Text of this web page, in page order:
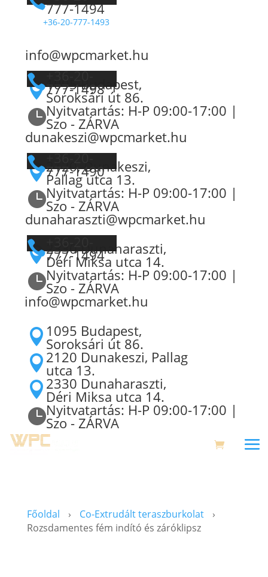
info@wpcmarket.hu
777-1494
+36-20-777-1493
1095 Budapest,
Soroksári út 86.
Nyitvatartás: H-P 09:00-17:00 |
Szo - ZÁRVA
dunakeszi@wpcmarket.hu
+36-20-
777-1498
2120, Dunakeszi,
Pallag utca 13.
Nyitvatartás: H-P 09:00-17:00 |
Szo - ZÁRVA
dunaharaszti@wpcmarket.hu
+36-20-
777-1490
2330 Dunaharaszti,
Déri Miksa utca 14.
Nyitvatartás: H-P 09:00-17:00 |
Szo - ZÁRVA
info@wpcmarket.hu
777-1494
 1095 Budapest,
Soroksári út 86.
 2120 Dunakeszi, Pallag
utca 13.
 2330 Dunaharaszti,
Déri Miksa utca 14.
Nyitvatartás: H-P 09:00-17:00 |
Szo - ZÁRVA
Főoldal › Co-Extrudált teraszburkolat
›
Rozsdamentes fém indító és záróklipsz